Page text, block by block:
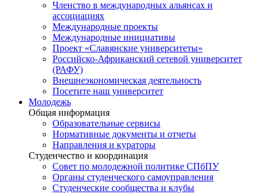
Членство в международных альянсах и
ассоциациях
Международные проекты
Международные инициативы
Проект «Славянские университеты»
Российско-Африканский сетевой университет
(РАФУ)
Внешнеэкономическая деятельность
Посетите наш университет
Молодежь
Общая информация
Образовательные сервисы
Нормативные документы и отчеты
Направления и кураторы
Студенчество и координация
Совет по молодежной политике СПбПУ
Органы студенческого самоуправления
Студенческие сообщества и клубы